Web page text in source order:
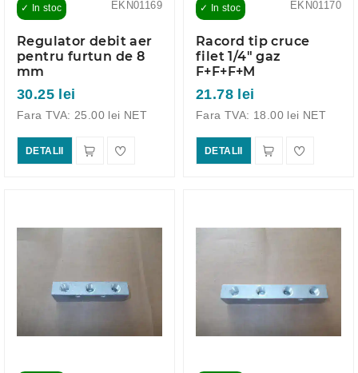
EKN01169
✓ In stoc
Regulator debit aer
pentru furtun de 8
mm
30.25 lei
Fara TVA: 25.00 lei NET
DETALII
EKN01170
✓ In stoc
Racord tip cruce
filet 1/4" gaz
F+F+F+M
21.78 lei
Fara TVA: 18.00 lei NET
DETALII